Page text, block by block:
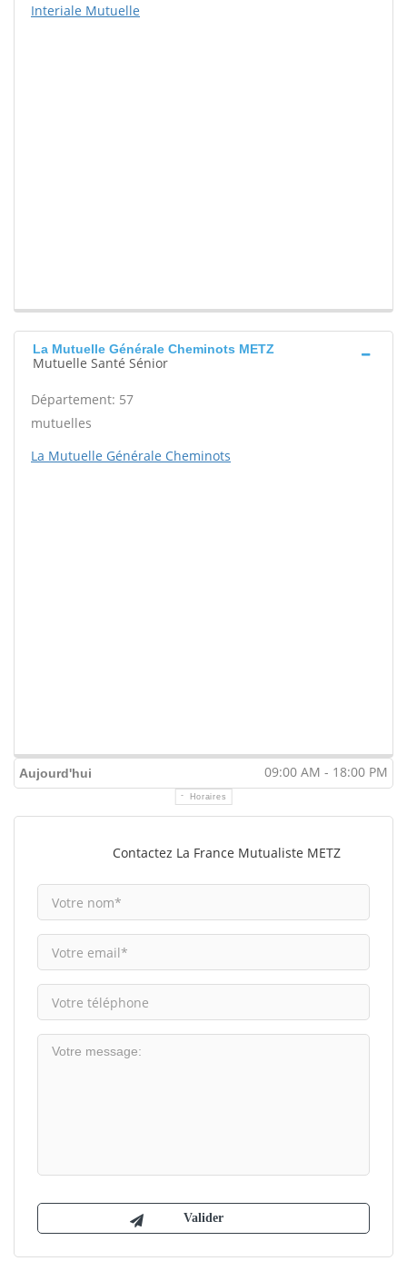
Interiale Mutuelle
La Mutuelle Générale Cheminots METZ
Mutuelle Santé Sénior
Département: 57
mutuelles
La Mutuelle Générale Cheminots
Aujourd'hui 09:00 AM - 18:00 PM
Horaires
Contactez La France Mutualiste METZ